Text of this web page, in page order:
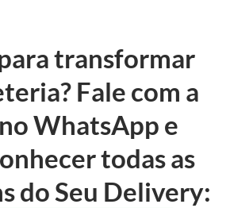
transformar
Fale com a
WhatsApp e
todas as
do Seu Delivery: